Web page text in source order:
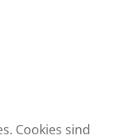
Cookies sind